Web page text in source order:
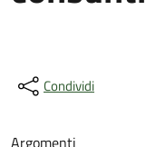
Condividi
Argomenti